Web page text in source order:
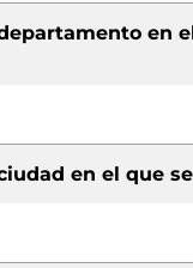
en
en el que